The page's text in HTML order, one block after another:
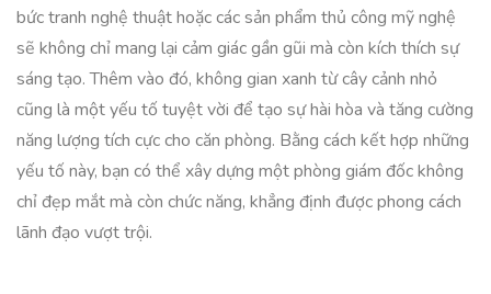
bức tranh nghệ thuật hoặc các sản phẩm thủ công mỹ nghệ
sẽ không chỉ mang lại cảm giác gần gũi mà còn kích thích sự
sáng tạo. Thêm vào đó, không gian xanh từ cây cảnh nhỏ
cũng là một yếu tố tuyệt vời để tạo sự hài hòa và tăng cường
năng lượng tích cực cho căn phòng. Bằng cách kết hợp những
yếu tố này, bạn có thể xây dựng một phòng giám đốc không
chỉ đẹp mắt mà còn chức năng, khẳng định được phong cách
lãnh đạo vượt trội.